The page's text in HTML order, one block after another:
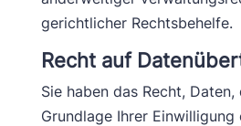
gerichtlicher Rechtsbehelfe.
Recht auf
Sie haben das Recht,
Grundlage Ihrer